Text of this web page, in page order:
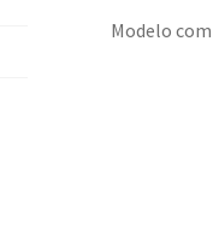
Modelo